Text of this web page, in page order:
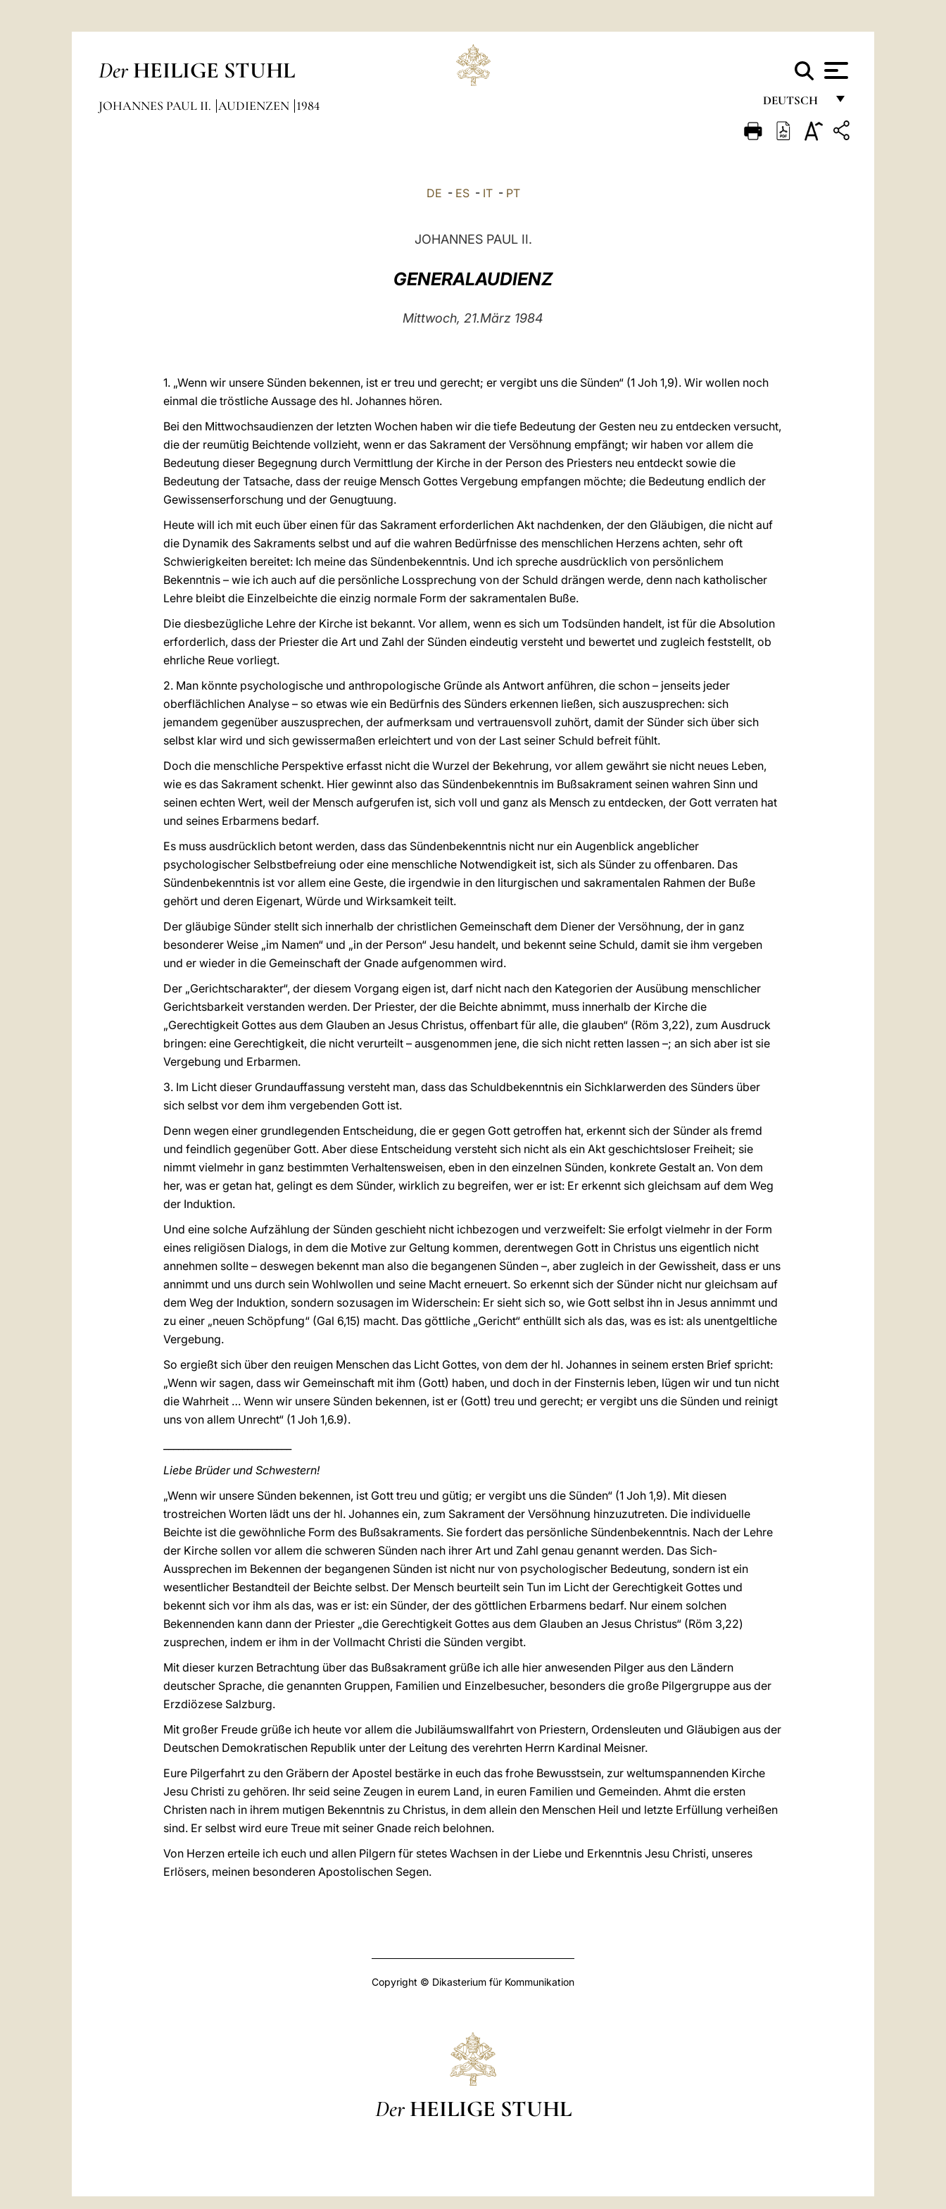
Der HEILIGE STUHL
DEUTSCH
FRANÇAIS
LATINE
JOHANNES PAUL II. AUDIENZEN 1984
DE - ES- IT- PT
JOHANNES PAUL II.
GENERALAUDIENZ
Mittwoch, 21.März 1984
1. „Wenn wir unsere Sünden bekennen, ist er treu und gerecht; er vergibt uns die Sünden“ (1 Joh 1,9). Wir wollen noch
einmal die tröstliche Aussage des hl. Johannes hören.
Bei den Mittwochsaudienzen der letzten Wochen haben wir die tiefe Bedeutung der Gesten neu zu entdecken versucht,
die der reumütig Beichtende vollzieht, wenn er das Sakrament der Versöhnung empfängt; wir haben vor allem die
Bedeutung dieser Begegnung durch Vermittlung der Kirche in der Person des Priesters neu entdeckt sowie die
Bedeutung der Tatsache, dass der reuige Mensch Gottes Vergebung empfangen möchte; die Bedeutung endlich der
Gewissenserforschung und der Genugtuung.
Heute will ich mit euch über einen für das Sakrament erforderlichen Akt nachdenken, der den Gläubigen, die nicht auf
die Dynamik des Sakraments selbst und auf die wahren Bedürfnisse des menschlichen Herzens achten, sehr oft
Schwierigkeiten bereitet: Ich meine das Sündenbekenntnis. Und ich spreche ausdrücklich von persönlichem
Bekenntnis – wie ich auch auf die persönliche Lossprechung von der Schuld drängen werde, denn nach katholischer
Lehre bleibt die Einzelbeichte die einzig normale Form der sakramentalen Buße.
Die diesbezügliche Lehre der Kirche ist bekannt. Vor allem, wenn es sich um Todsünden handelt, ist für die Absolution
erforderlich, dass der Priester die Art und Zahl der Sünden eindeutig versteht und bewertet und zugleich feststellt, ob
ehrliche Reue vorliegt.
2. Man könnte psychologische und anthropologische Gründe als Antwort anführen, die schon – jenseits jeder
oberflächlichen Analyse – so etwas wie ein Bedürfnis des Sünders erkennen ließen, sich auszusprechen: sich
jemandem gegenüber auszusprechen, der aufmerksam und vertrauensvoll zuhört, damit der Sünder sich über sich
selbst klar wird und sich gewissermaßen erleichtert und von der Last seiner Schuld befreit fühlt.
Doch die menschliche Perspektive erfasst nicht die Wurzel der Bekehrung, vor allem gewährt sie nicht neues Leben,
wie es das Sakrament schenkt. Hier gewinnt also das Sündenbekenntnis im Bußsakrament seinen wahren Sinn und
seinen echten Wert, weil der Mensch aufgerufen ist, sich voll und ganz als Mensch zu entdecken, der Gott verraten hat
und seines Erbarmens bedarf.
Es muss ausdrücklich betont werden, dass das Sündenbekenntnis nicht nur ein Augenblick angeblicher
psychologischer Selbstbefreiung oder eine menschliche Notwendigkeit ist, sich als Sünder zu offenbaren. Das
Sündenbekenntnis ist vor allem eine Geste, die irgendwie in den liturgischen und sakramentalen Rahmen der Buße
gehört und deren Eigenart, Würde und Wirksamkeit teilt.
Der gläubige Sünder stellt sich innerhalb der christlichen Gemeinschaft dem Diener der Versöhnung, der in ganz
besonderer Weise „im Namen“ und „in der Person“ Jesu handelt, und bekennt seine Schuld, damit sie ihm vergeben
und er wieder in die Gemeinschaft der Gnade aufgenommen wird.
Der „Gerichtscharakter“, der diesem Vorgang eigen ist, darf nicht nach den Kategorien der Ausübung menschlicher
Gerichtsbarkeit verstanden werden. Der Priester, der die Beichte abnimmt, muss innerhalb der Kirche die
„Gerechtigkeit Gottes aus dem Glauben an Jesus Christus, offenbart für alle, die glauben“ (Röm 3,22), zum Ausdruck
bringen: eine Gerechtigkeit, die nicht verurteilt – ausgenommen jene, die sich nicht retten lassen –; an sich aber ist sie
Vergebung und Erbarmen.
3. Im Licht dieser Grundauffassung versteht man, dass das Schuldbekenntnis ein Sichklarwerden des Sünders über
sich selbst vor dem ihm vergebenden Gott ist.
Denn wegen einer grundlegenden Entscheidung, die er gegen Gott getroffen hat, erkennt sich der Sünder als fremd
und feindlich gegenüber Gott. Aber diese Entscheidung versteht sich nicht als ein Akt geschichtsloser Freiheit; sie
nimmt vielmehr in ganz bestimmten Verhaltensweisen, eben in den einzelnen Sünden, konkrete Gestalt an. Von dem
her, was er getan hat, gelingt es dem Sünder, wirklich zu begreifen, wer er ist: Er erkennt sich gleichsam auf dem Weg
der Induktion.
Und eine solche Aufzählung der Sünden geschieht nicht ichbezogen und verzweifelt: Sie erfolgt vielmehr in der Form
eines religiösen Dialogs, in dem die Motive zur Geltung kommen, derentwegen Gott in Christus uns eigentlich nicht
annehmen sollte – deswegen bekennt man also die begangenen Sünden –, aber zugleich in der Gewissheit, dass er uns
annimmt und uns durch sein Wohlwollen und seine Macht erneuert. So erkennt sich der Sünder nicht nur gleichsam auf
dem Weg der Induktion, sondern sozusagen im Widerschein: Er sieht sich so, wie Gott selbst ihn in Jesus annimmt und
zu einer „neuen Schöpfung“ (Gal 6,15) macht. Das göttliche „Gericht“ enthüllt sich als das, was es ist: als unentgeltliche
Vergebung.
So ergießt sich über den reuigen Menschen das Licht Gottes, von dem der hl. Johannes in seinem ersten Brief spricht:
„Wenn wir sagen, dass wir Gemeinschaft mit ihm (Gott) haben, und doch in der Finsternis leben, lügen wir und tun nicht
die Wahrheit … Wenn wir unsere Sünden bekennen, ist er (Gott) treu und gerecht; er vergibt uns die Sünden und reinigt
uns von allem Unrecht“ (1 Joh 1,6.9).
Liebe Brüder und Schwestern!
„Wenn wir unsere Sünden bekennen, ist Gott treu und gütig; er vergibt uns die Sünden“ (1 Joh 1,9). Mit diesen
trostreichen Worten lädt uns der hl. Johannes ein, zum Sakrament der Versöhnung hinzuzutreten. Die individuelle
Beichte ist die gewöhnliche Form des Bußsakraments. Sie fordert das persönliche Sündenbekenntnis. Nach der Lehre
der Kirche sollen vor allem die schweren Sünden nach ihrer Art und Zahl genau genannt werden. Das Sich-
Aussprechen im Bekennen der begangenen Sünden ist nicht nur von psychologischer Bedeutung, sondern ist ein
wesentlicher Bestandteil der Beichte selbst. Der Mensch beurteilt sein Tun im Licht der Gerechtigkeit Gottes und
bekennt sich vor ihm als das, was er ist: ein Sünder, der des göttlichen Erbarmens bedarf. Nur einem solchen
Bekennenden kann dann der Priester „die Gerechtigkeit Gottes aus dem Glauben an Jesus Christus“ (Röm 3,22)
zusprechen, indem er ihm in der Vollmacht Christi die Sünden vergibt.
Mit dieser kurzen Betrachtung über das Bußsakrament grüße ich alle hier anwesenden Pilger aus den Ländern
deutscher Sprache, die genannten Gruppen, Familien und Einzelbesucher, besonders die große Pilgergruppe aus der
Erzdiözese Salzburg.
Mit großer Freude grüße ich heute vor allem die Jubiläumswallfahrt von Priestern, Ordensleuten und Gläubigen aus der
Deutschen Demokratischen Republik unter der Leitung des verehrten Herrn Kardinal Meisner.
Eure Pilgerfahrt zu den Gräbern der Apostel bestärke in euch das frohe Bewusstsein, zur weltumspannenden Kirche
Jesu Christi zu gehören. Ihr seid seine Zeugen in eurem Land, in euren Familien und Gemeinden. Ahmt die ersten
Christen nach in ihrem mutigen Bekenntnis zu Christus, in dem allein den Menschen Heil und letzte Erfüllung verheißen
sind. Er selbst wird eure Treue mit seiner Gnade reich belohnen.
Von Herzen erteile ich euch und allen Pilgern für stetes Wachsen in der Liebe und Erkenntnis Jesu Christi, unseres
Erlösers, meinen besonderen Apostolischen Segen.
Copyright © Dikasterium für Kommunikation
Der HEILIGE STUHL